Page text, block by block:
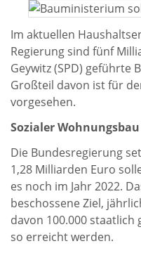
Im aktuellen
Regierung sind fünf
Geywitz (SPD) geführte
Großteil davon ist für
vorgesehen.
Sozialer
Die Bundesregierung
1,28 Milliarden Euro
es noch im Jahr 2022.
beschossene Ziel,
davon 100.000 staatlich
so erreicht werden.